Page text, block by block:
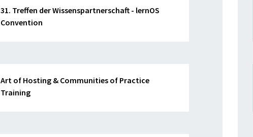
31. Treffen der Wissenspartnerschaft - lernOS
Convention
Art of Hosting & Communities of Practice
Training